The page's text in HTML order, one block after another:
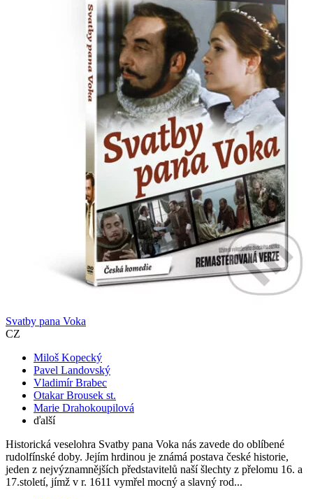
Svatby pana Voka
CZ
Miloš Kopecký
Pavel Landovský
Vladimír Brabec
Otakar Brousek st.
Marie Drahokoupilová
ďalší
Historická veselohra Svatby pana Voka nás zavede do oblíbené
rudolfínské doby. Jejím hrdinou je známá postava české historie,
jeden z nejvýznamnějších představitelů naší šlechty z přelomu 16. a
17.století, jímž v r. 1611 vymřel mocný a slavný rod...